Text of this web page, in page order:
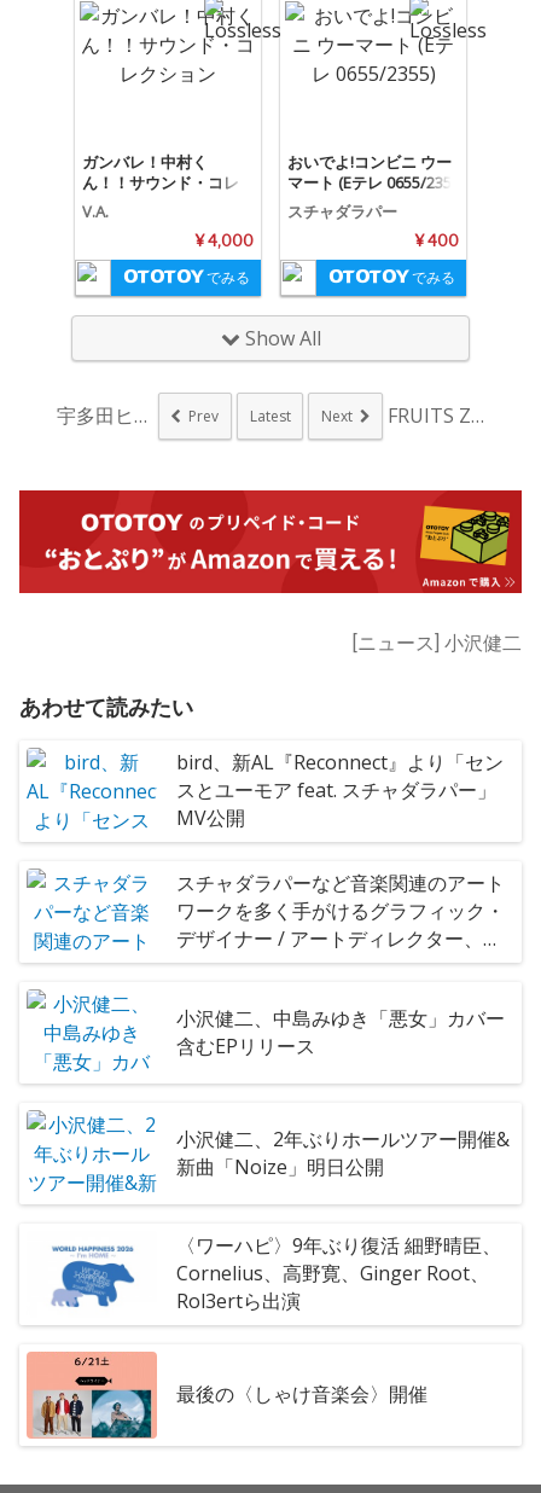
ガンバレ！中村く
ん！！サウンド・コレ
クション
V.A.
¥ 4,000
でみる
おいでよ!コンビニ ウー
マート (Eテレ 0655/235
5)
スチャダラパー
¥ 400
でみる
Show All
宇多田ヒカル、新曲「... Prev Latest Next FRUITS ZIP...
[ニュース] 小沢健二
あわせて読みたい
bird、新AL『Reconnect』より「セン
スとユーモア feat. スチャダラパー」
MV公開
スチャダラパーなど音楽関連のアート
ワークを多く手がけるグラフィック・
デザイナー / アートディレクター、田
口陵による初の個展"TEE TO
小沢健二、中島みゆき「悪女」カバー
含むEPリリース
小沢健二、2年ぶりホールツアー開催&
新曲「Noize」明日公開
〈ワーハピ〉9年ぶり復活 細野晴臣、
Cornelius、⾼野寛、Ginger Root、
Rol3ertら出演
最後の〈しゃけ音楽会〉開催